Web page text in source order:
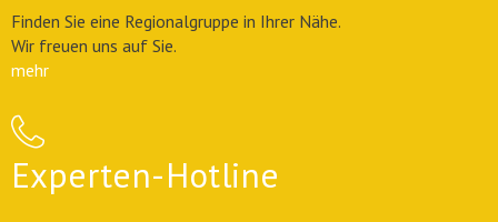
Finden Sie eine Regionalgruppe in Ihrer Nähe.
Wir freuen uns auf Sie.
mehr
Experten-Hotline